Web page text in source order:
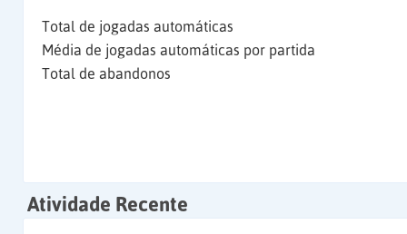
Total de jogadas automáticas
Média de jogadas automáticas por partida
Total de abandonos
Atividade Recente